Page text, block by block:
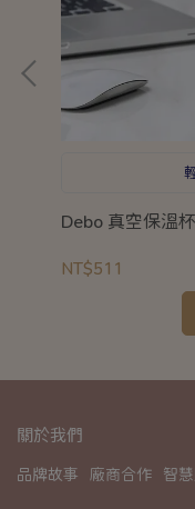
Debo 真空保溫
NT$511
關於我們
品牌故事 廠商合作 智